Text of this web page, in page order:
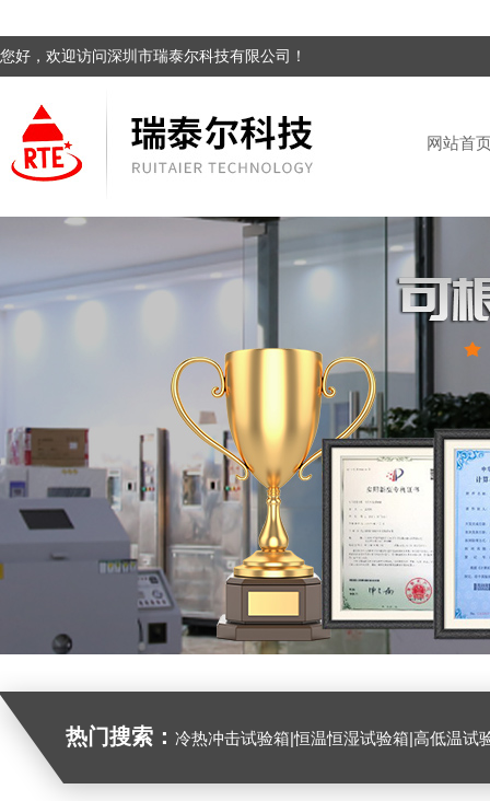
您好，欢迎访问深圳市瑞泰尔科技有限公司！
网站首
热门搜索： 冷热冲击试验箱|恒温恒湿试验箱|高低温试验箱|高低温交变试验箱|盐雾机|紫外线试验机|淋雨试验箱|臭氧试验箱|振动试